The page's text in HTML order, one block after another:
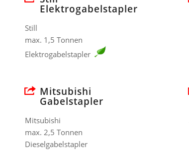
Elektrogabelstapler
Still
max. 1,5 Tonnen
Elektrogabelstapler
Mitsubishi
Gabelstapler
Mitsubishi
max. 2,5 Tonnen
Dieselgabelstapler